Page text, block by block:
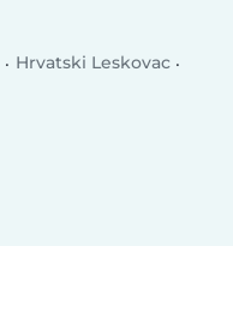
Hrvatski Leskovac